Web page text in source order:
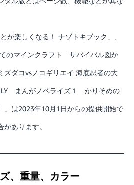
が楽しくなる！ ナゾトキブック」、
てのマインクラフト サバイバル図か
ズダコvsノコギリエイ 海底忍者の大
まんがノベライズ１ かりそめの
」は2023年10月1日からの提供開始で
あります。
、重量、カラー